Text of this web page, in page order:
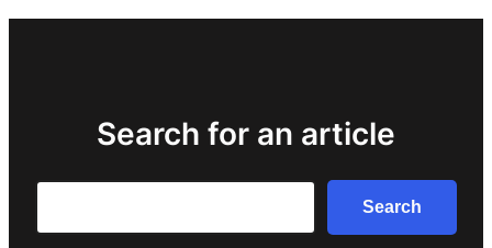
Search for an article
Search